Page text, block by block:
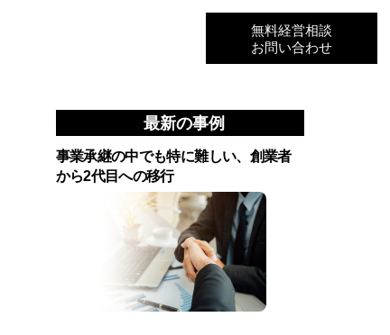
無料経営相談
お問い合わせ
最新の事例
事業承継の中でも特に難しい、創業者
から2代目への移行